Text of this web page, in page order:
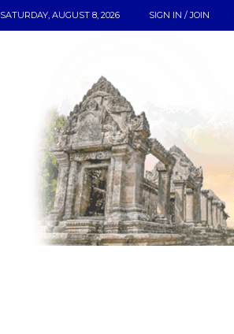
SATURDAY, AUGUST 8, 2026 SIGN IN / JOIN